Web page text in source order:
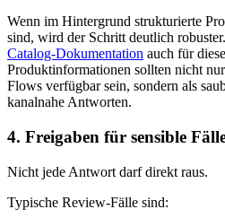
Wenn im Hintergrund strukturierte
sind, wird der Schritt deutlich
Catalog-Dokumentation auch für
Produktinformationen sollten nicht
Flows verfügbar sein, sondern als
kanalnahe Antworten.
4. Freigaben für sensible
Nicht jede Antwort darf direkt raus.
Typische Review-Fälle sind: